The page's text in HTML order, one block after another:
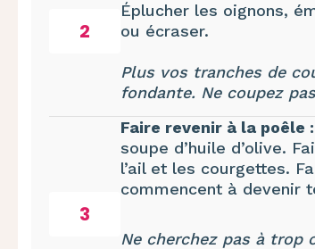
2
Éplucher les oignons,
ou écraser.
Plus vos tranches de
fondante. Ne coupez
3
Faire revenir à la poêle :
soupe d’huile d’olive.
l’ail et les courgettes.
commencent à devenir
Ne cherchez pas à trop